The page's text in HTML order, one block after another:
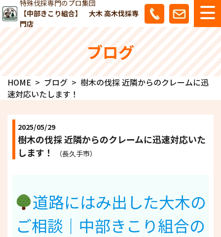
特殊伐採専門のプロ集団
【中部きこり組合】 大木 高木伐採専
門店
ブログ
HOME ブログ
樹木の伐採 近隣からのクレームに迅
速対応いたします！
2025/05/29
樹木の伐採 近隣からのクレームに迅速対応いた
します！
（長久手市）
道路にはみ出した大木の
ご相談｜中部きこり組合の